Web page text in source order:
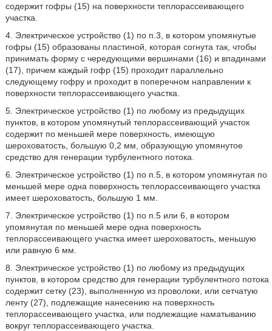
содержит гофры (15) на поверхности теплорассеивающего
участка.
4. Электрическое устройство (1) по п.3, в котором упомянутые
гофры (15) образованы пластиной, которая согнута так, чтобы
принимать форму с чередующими вершинами (16) и впадинами
(17), причем каждый гофр (15) проходит параллельно
следующему гофру и проходит в поперечном направлении к
поверхности теплорассеивающего участка.
5. Электрическое устройство (1) по любому из предыдущих
пунктов, в котором упомянутый теплорассеивающий участок
содержит по меньшей мере поверхность, имеющую
шероховатость, большую 0,2 мм, образующую упомянутое
средство для генерации турбулентного потока.
6. Электрическое устройство (1) по п.5, в котором упомянутая по
меньшей мере одна поверхность теплорассеивающего участка
имеет шероховатость, большую 1 мм.
7. Электрическое устройство (1) по п.5 или 6, в котором
упомянутая по меньшей мере одна поверхность
теплорассеивающего участка имеет шероховатость, меньшую
или равную 6 мм.
8. Электрическое устройство (1) по любому из предыдущих
пунктов, в котором средство для генерации турбулентного потока
содержит сетку (23), выполненную из проволоки, или сетчатую
ленту (27), подлежащие нанесению на поверхность
теплорассеивающего участка, или подлежащие наматыванию
вокруг теплорассеивающего участка.